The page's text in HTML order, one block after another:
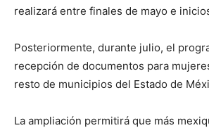
realizará entre finales de mayo e
Posteriormente, durante julio, el
recepción de documentos para
resto de municipios del Estado de
La ampliación permitirá que más